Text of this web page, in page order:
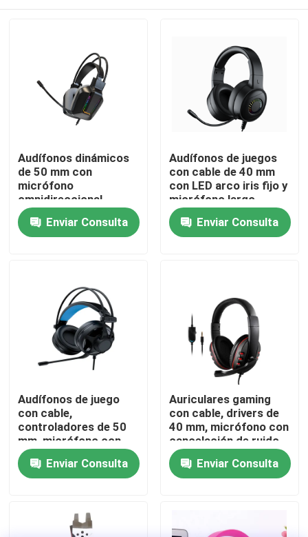
Productos
Sobre nosotros
Control de calidad
Contacta con nosotros
Noticias
Casos de trabajo
Teclado y ratón atados con alambre de ordenador
Audífonos dinámicos
de 50 mm con
micrófono
omnidireccional,
cojines de piel de PU
Enviar Consulta
Audífonos de juegos
con cable de 40 mm
con LED arco iris fijo y
micrófono largo
Enviar Consulta
Audífonos de juego
con cable,
controladores de 50
mm, micrófono con
cancelación de ruido,
cable de 2 m.
Enviar Consulta
Auriculares gaming
con cable, drivers de
40 mm, micrófono con
cancelación de ruido,
doble jack de 3,5 mm
+ USB, cable de 2 m
Enviar Consulta